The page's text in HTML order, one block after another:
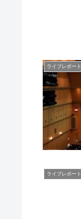
ライブレポート
ライブレポート